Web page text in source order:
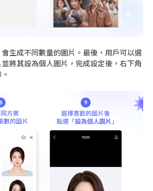
生成不同數量的圖片。最後，用戶可以選
將其設為個人圖片，完成設定後，右下角